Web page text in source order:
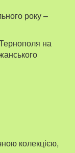
року –
на
колекцією,